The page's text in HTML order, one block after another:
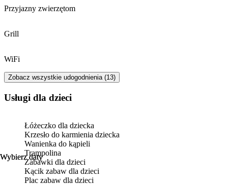
Wybierz daty
Wybierz daty
Przyjazny zwierzętom
Grill
WiFi
Zobacz wszystkie udogodnienia (13)
usługi dla dzieci
Łóżeczko dla dziecka
Krzesło do karmienia dziecka
Wanienka do kąpieli
Trampolina
Zabawki dla dzieci
Kącik zabaw dla dzieci
Plac zabaw dla dzieci